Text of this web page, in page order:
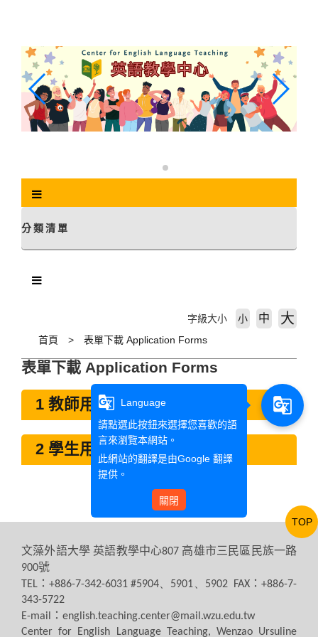
分類清單
首頁 表單下載 Application Forms
字級大小 小 中 大
表單下載 Application Forms
1 教師用表格For Teachers
2 學生用表格For students
文藻外語大學 英語教學中心807 高雄市三民區民族一路
900號
TEL ：+886-7-342-6031 #5904、5901、5902 FAX：+886-7-
343-5722
E-mail
： english.teaching.center@mail.wzu.edu.tw
Center for English Language Teaching, Wenzao Ursuline
TOP
g_translate
Language
請點選此按鈕來選擇您喜歡的語
言來瀏覽本網站。
此網站的翻譯是由Google 翻譯
提供。
關閉
g_translate